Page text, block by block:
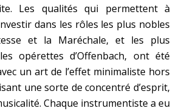
Les qualités qui permettent à
dans les rôles les plus nobles
et la Maréchale, et les plus
opérettes d’Offenbach, ont été
un art de l’effet minimaliste hors
une sorte de concentré d’esprit,
Chaque instrumentiste a eu